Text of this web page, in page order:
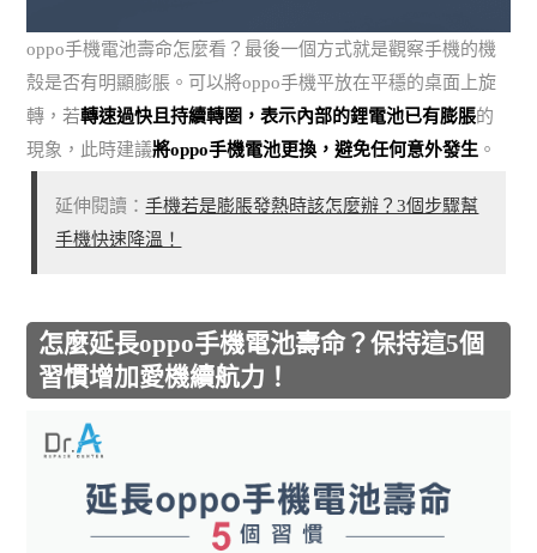
oppo手機電池壽命怎麼看？最後一個方式就是觀察手機的機
殼是否有明顯膨脹。可以將oppo手機平放在平穩的桌面上旋
轉，若轉速過快且持續轉圈，表示內部的鋰電池已有膨脹的
現象，此時建議將oppo手機電池更換，避免任何意外發生 。
延伸閱讀：手機若是膨脹發熱時該怎麼辦？3個步驟幫
手機快速降溫！
怎麼延長oppo手機電池壽命？保持這5個
習慣增加愛機續航力！